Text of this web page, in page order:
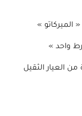
الميركاتو »
واحد »
العيار الثقيل